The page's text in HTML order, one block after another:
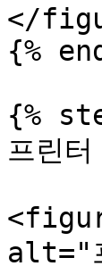
</
{%
{%
프린
alt="